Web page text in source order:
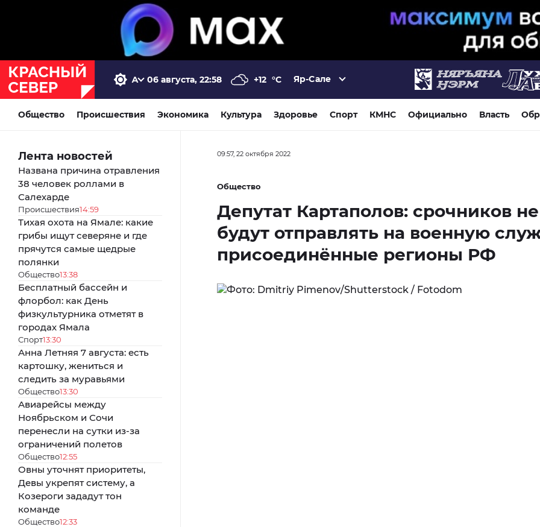
06 августа, 22:58 +12 °C Яр-Сале
Общество Происшествия Экономика Культура Здоровье Спорт КМНС Официально Власть
Лента новостей
Названа причина отравления
38 человек роллами в
Салехарде
Происшествия14:59
Тихая охота на Ямале: какие
грибы ищут северяне и где
прячутся самые щедрые
полянки
Общество13:38
Бесплатный бассейн и
флорбол: как День
физкультурника отметят в
городах Ямала
Спорт13:30
Анна Летняя 7 августа: есть
картошку, жениться и
следить за муравьями
Общество13:30
Авиарейсы между
Ноябрьском и Сочи
перенесли на сутки из-за
ограничений полетов
Общество12:55
Овны уточнят приоритеты,
Девы укрепят систему, а
Козероги зададут тон
команде
Общество12:33
09:57, 22 октября 2022
Общество
Депутат Картаполов: срочников не
будут отправлять на военную
присоединённые регионы РФ